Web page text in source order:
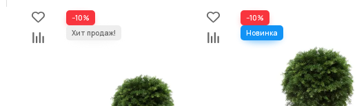
−10% −10%